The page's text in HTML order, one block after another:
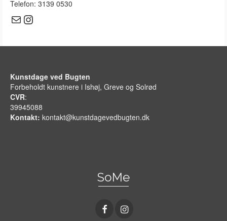
Telefon: 3139 0530
Mail Instagram
Kunstdage ved Bugten
Forbeholdt kunstnere i Ishøj, Greve og Solrød
CVR:
39945088
Kontakt: kontakt@kunstdagevedbugten.dk
SoMe